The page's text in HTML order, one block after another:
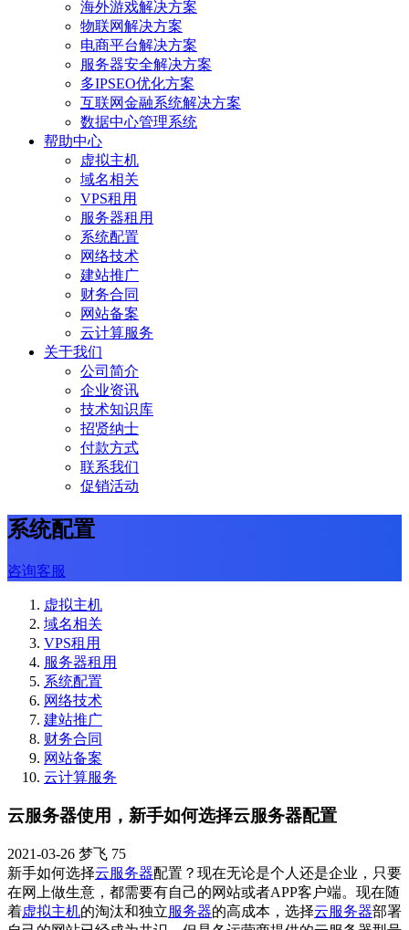
海外游戏解决方案
物联网解决方案
电商平台解决方案
服务器安全解决方案
多IPSEO优化方案
互联网金融系统解决方案
数据中心管理系统
帮助中心
虚拟主机
域名相关
VPS租用
服务器租用
系统配置
网络技术
建站推广
财务合同
网站备案
云计算服务
关于我们
公司简介
企业资讯
技术知识库
招贤纳士
付款方式
联系我们
促销活动
系统配置
咨询客服
虚拟主机
域名相关
VPS租用
服务器租用
系统配置
网络技术
建站推广
财务合同
网站备案
云计算服务
云服务器使用，新手如何选择云服务器配置
2021-03-26 梦飞 75
新手如何选择云服务器配置？现在无论是个人还是企业，只要
在网上做生意，都需要有自己的网站或者APP客户端。现在随
着虚拟主机的淘汰和独立服务器的高成本，选择云服务器部署